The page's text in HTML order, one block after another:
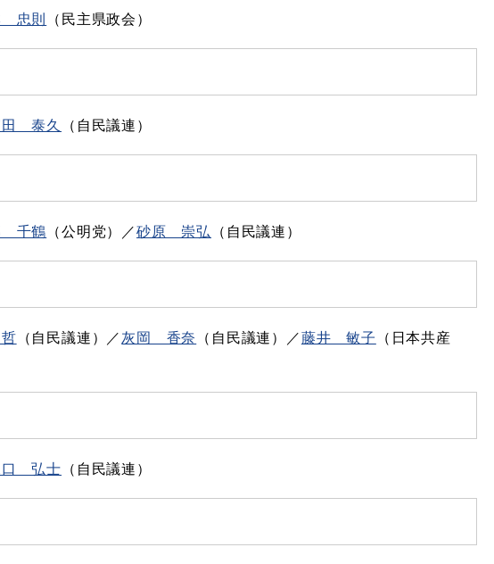
忠則 （民主県政会）
田 泰久 （自民議連）
千鶴 （公明党）／砂原 崇弘 （自民議連）
（自民議連）／灰岡 香奈 （自民議連）／藤井 敏子 （日本共産
口 弘士 （自民議連）​